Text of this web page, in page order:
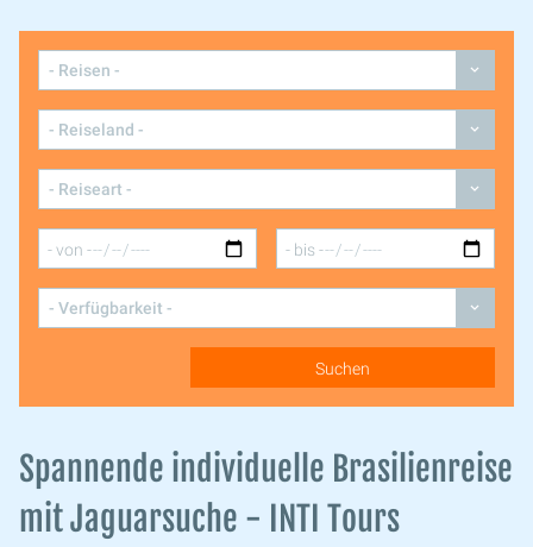
Spannende individuelle Brasilienreise
mit Jaguarsuche - INTI Tours